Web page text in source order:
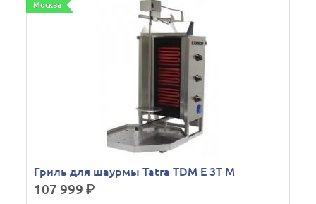
Москва
Гриль для шаурмы Tatra TDM E 3T M
107 999р.